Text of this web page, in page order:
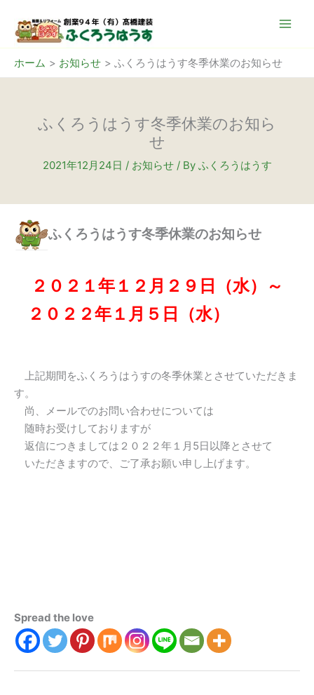
キ
ホーム お知らせ ふくろうはうす冬季休業のお知らせ
ふくろうはうす冬季休業のお知ら
せ
2021年12月24日 / お知らせ/ By ふくろうはうす
ふくろうはうす冬季休業のお知らせ
２０２１年１２月２９日（水）～
２０２２年１月５日（水）
上記期間をふくろうはうすの冬季休業とさせていただきま
す。
尚、メールでのお問い合わせについては
随時お受けしておりますが
返信につきましては２０２２年１月5日以降とさせて
いただきますので、ご了承お願い申し上げます。
Spread the love